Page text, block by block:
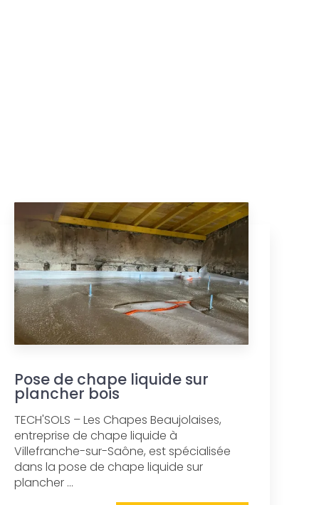
Pose de chape liquide sur
plancher bois
TECH'SOLS – Les Chapes Beaujolaises,
entreprise de chape liquide à
Villefranche-sur-Saône, est spécialisée
dans la pose de chape liquide sur
plancher ...